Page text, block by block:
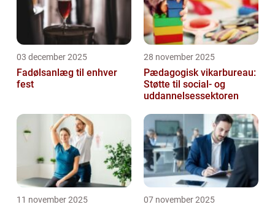
03 december 2025
Fadølsanlæg til enhver
fest
28 november 2025
Pædagogisk vikarbureau:
Støtte til social- og
uddannelsessektoren
11 november 2025 07 november 2025